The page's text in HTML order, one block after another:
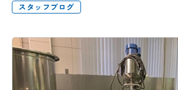
スタッフブログ